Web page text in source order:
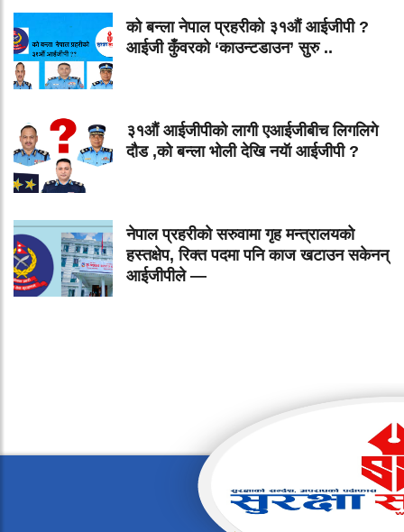
को बन्ला नेपाल प्रहरीको ३१औं आईजीपी ?
आईजी कुँवरको ‘काउन्टडाउन’ सुरु ..
३१औं आईजीपीको लागी एआईजीबीच लिगलिगे
दौड ,को बन्ला भोली देखि नयॅा आईजीपी ?
नेपाल प्रहरीको सरुवामा गृह मन्त्रालयको
हस्तक्षेप, रिक्त पदमा पनि काज खटाउन सकेनन्
आईजीपीले —